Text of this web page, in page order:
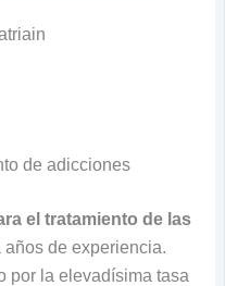
de adicciones
el tratamiento de las
de experiencia.
por la elevadísima tasa